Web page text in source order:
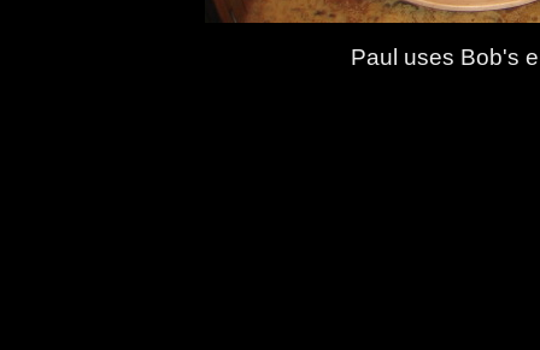
Paul uses Bob's